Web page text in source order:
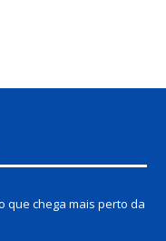
que chega mais perto da